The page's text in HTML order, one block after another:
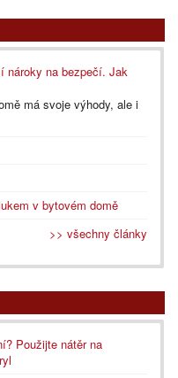
nároky na bezpečí. Jak
má svoje výhody, ale i
v bytovém domě
>> všechny články
Použijte nátěr na